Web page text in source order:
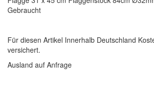
Gebraucht
Für diesen Artikel Innerhalb Deutschland
versichert.
Ausland auf Anfrage